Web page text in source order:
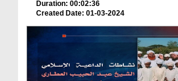
Duration: 00:02:36
Created Date: 01-03-2024